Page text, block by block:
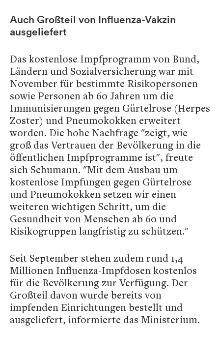
Auch Großteil von Influenza-Vakzin
ausgeliefert
Das kostenlose Impfprogramm von Bund,
Ländern und Sozialversicherung war mit
November für bestimmte Risikopersonen
sowie Personen ab 60 Jahren um die
Immunisierungen gegen Gürtelrose (Herpes
Zoster) und Pneumokokken erweitert
worden. Die hohe Nachfrage "zeigt, wie
groß das Vertrauen der Bevölkerung in die
öffentlichen Impfprogramme ist", freute
sich Schumann. "Mit dem Ausbau um
kostenlose Impfungen gegen Gürtelrose
und Pneumokokken setzen wir einen
weiteren wichtigen Schritt, um die
Gesundheit von Menschen ab 60 und
Risikogruppen langfristig zu schützen."
Seit September stehen zudem rund 1,4
Millionen Influenza-Impfdosen kostenlos
für die Bevölkerung zur Verfügung. Der
Großteil davon wurde bereits von
impfenden Einrichtungen bestellt und
ausgeliefert, informierte das Ministerium.